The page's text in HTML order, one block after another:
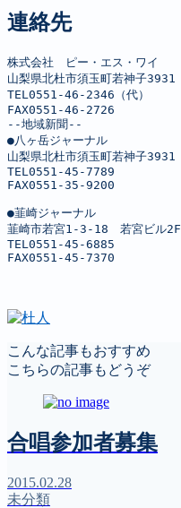
連絡先
株式会社　ピー・エス・ワイ
山梨県北杜市須玉町若神子3931
TEL0551-46-2346（代）
FAX0551-46-2726
--地域新聞--
●八ヶ岳ジャーナル
山梨県北杜市須玉町若神子3931
TEL0551-45-7789
FAX0551-35-9200
●韮崎ジャーナル
韮崎市若宮1-3-18　若宮ビル2F
TEL0551-45-6885
FAX0551-45-7370
こんな記事もおすすめ
こちらの記事もどうぞ
合唱参加者募集
2015.02.28
未分類